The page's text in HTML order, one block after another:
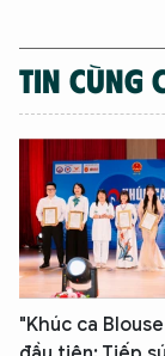
TIN CÙNG
"Khúc ca